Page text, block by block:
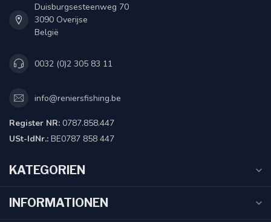
Duisburgsesteenweg 70
3090 Overijse
België
0032 (0)2 305 83 11
info@reniersfishing.be
Register NR: 0787.858.447
USt-IdNr.: BE0787 858 447
KATEGORIEN
INFORMATIONEN